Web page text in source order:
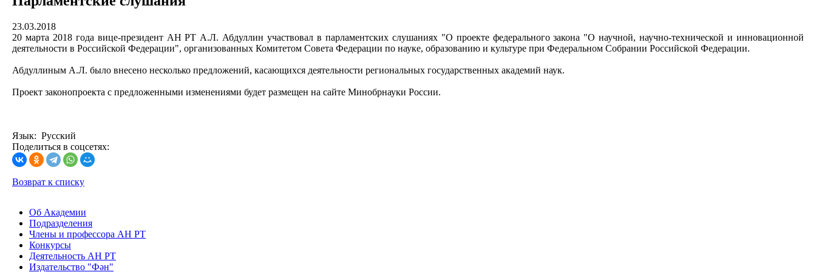
23.03.2018
20 марта 2018 года вице-президент АН РТ А.Л. Абдуллин участвовал в парламентских слушаниях "О проекте федерального закона "О научной, научно-технической и инновационной
деятельности в Российской Федерации", организованных Комитетом Совета Федерации по науке, образованию и культуре при Федеральном Собрании Российской Федерации.
Абдуллиным А.Л. было внесено несколько предложений, касающихся деятельности региональных государственных академий наук.
Проект законопроекта с предложенными изменениями будет размещен на сайте Минобрнауки России.
Язык: Русский
Поделиться в соцсетях:
Возврат к списку
Об Академии
Подразделения
Члены и профессора АН РТ
Конкурсы
Деятельность АН РТ
Издательство "Фән"